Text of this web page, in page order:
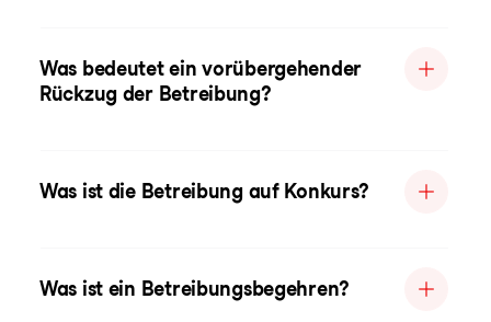
Was bedeutet ein vorübergehender
Rückzug der Betreibung?
Was ist die Betreibung auf Konkurs?
Was ist ein Betreibungsbegehren?